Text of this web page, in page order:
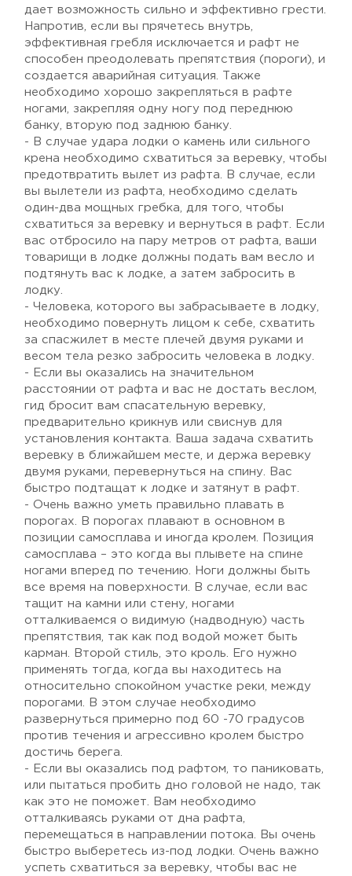
дает возможность сильно и эффективно грести.
Напротив, если вы прячетесь внутрь,
эффективная гребля исключается и рафт не
способен преодолевать препятствия (пороги), и
создается аварийная ситуация. Также
необходимо хорошо закрепляться в рафте
ногами, закрепляя одну ногу под переднюю
банку, вторую под заднюю банку.
- В случае удара лодки о камень или сильного
крена необходимо схватиться за веревку, чтобы
предотвратить вылет из рафта. В случае, если
вы вылетели из рафта, необходимо сделать
один-два мощных гребка, для того, чтобы
схватиться за веревку и вернуться в рафт. Если
вас отбросило на пару метров от рафта, ваши
товарищи в лодке должны подать вам весло и
подтянуть вас к лодке, а затем забросить в
лодку.
- Человека, которого вы забрасываете в лодку,
необходимо повернуть лицом к себе, схватить
за спасжилет в месте плечей двумя руками и
весом тела резко забросить человека в лодку.
- Если вы оказались на значительном
расстоянии от рафта и вас не достать веслом,
гид бросит вам спасательную веревку,
предварительно крикнув или свиснув для
установления контакта. Ваша задача схватить
веревку в ближайшем месте, и держа веревку
двумя руками, перевернуться на спину. Вас
быстро подтащат к лодке и затянут в рафт.
- Очень важно уметь правильно плавать в
порогах. В порогах плавают в основном в
позиции самосплава и иногда кролем. Позиция
самосплава – это когда вы плывете на спине
ногами вперед по течению. Ноги должны быть
все время на поверхности. В случае, если вас
тащит на камни или стену, ногами
отталкиваемся о видимую (надводную) часть
препятствия, так как под водой может быть
карман. Второй стиль, это кроль. Его нужно
применять тогда, когда вы находитесь на
относительно спокойном участке реки, между
порогами. В этом случае необходимо
развернуться примерно под 60 -70 градусов
против течения и агрессивно кролем быстро
достичь берега.
- Если вы оказались под рафтом, то паниковать,
или пытаться пробить дно головой не надо, так
как это не поможет. Вам необходимо
отталкиваясь руками от дна рафта,
перемещаться в направлении потока. Вы очень
быстро выберетесь из-под лодки. Очень важно
успеть схватиться за веревку, чтобы вас не